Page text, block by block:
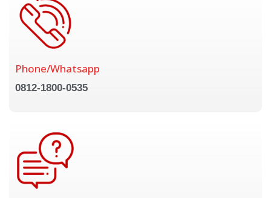
Phone/Whatsapp
0812-1800-0535